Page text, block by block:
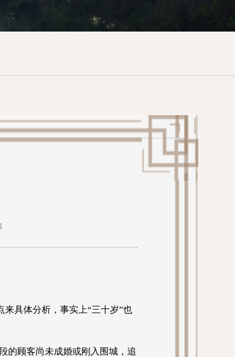
具体分析，事实上“三十岁”也
的顾客尚未成婚或刚入围城，追